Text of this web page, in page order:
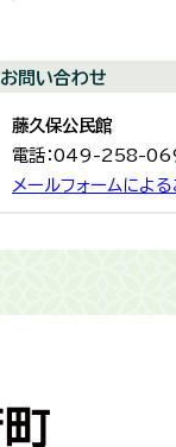
お問い合わせ
藤久保公民館
電話：049-258-
メールフォームによ